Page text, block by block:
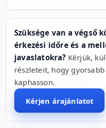
Szüksége van a végső
érkezési időre és a
javaslatokra? Kérjük,
részleteit, hogy
kaphasson.
Kérjen árajánlatot